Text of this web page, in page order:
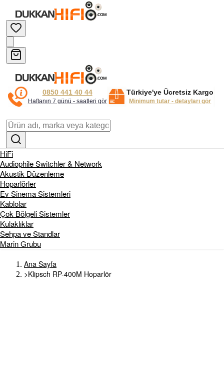
0850 441 40 44
Haftanın 7 günü - saatleri gör
Türkiye'ye Ücretsiz Kargo
Minimum tutar - detayları gör
HiFi
Audiophile Switchler & Network
Akustik Düzenleme
Hoparlörler
Ev Sinema Sistemleri
Kablolar
Çok Bölgeli Sistemler
Kulaklıklar
Sehpa ve Standlar
Marin Grubu
Ana Sayfa
>Klipsch RP-400M Hoparlör